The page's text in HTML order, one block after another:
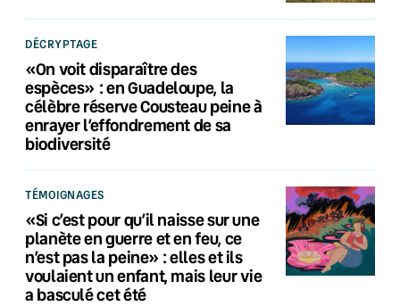
DÉCRYPTAGE
«On voit disparaître des
espèces» : en Guadeloupe, la
célèbre réserve Cousteau peine à
enrayer l’effondrement de sa
biodiversité
TÉMOIGNAGES
«Si c’est pour qu’il naisse sur une
planète en guerre et en feu, ce
n’est pas la peine» : elles et ils
voulaient un enfant, mais leur vie
a basculé cet été